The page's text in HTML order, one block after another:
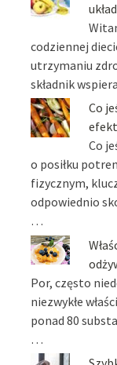
codziennej
utrzymaniu
składnik
Co
Co
o posiłku
fizycznym,
odpowiednio
…
Por, często
niezwykłe
ponad 80
…